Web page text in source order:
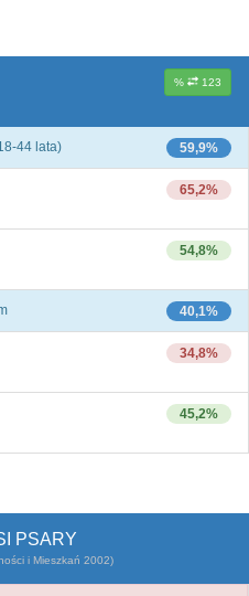
% 123
59,9%
44 lata)
65,2%
54,8%
40,1%
34,8%
45,2%
PSARY
i Mieszkań 2002)